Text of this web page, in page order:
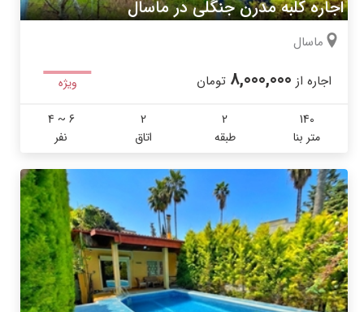
اجاره کلبه مدرن جنگلی در ماسال
ماسال
اجاره از 8,000,000 تومان ویژه
140
متر بنا
2
طبقه
2
اتاق
4 ~ 6
نفر